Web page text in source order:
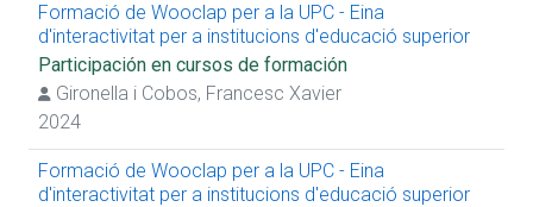
Formació de Wooclap per a la UPC - Eina
d'interactivitat per a institucions d'educació superior
Participación en cursos de formación
Gironella i Cobos, Francesc Xavier
2024
Formació de Wooclap per a la UPC - Eina
d'interactivitat per a institucions d'educació superior